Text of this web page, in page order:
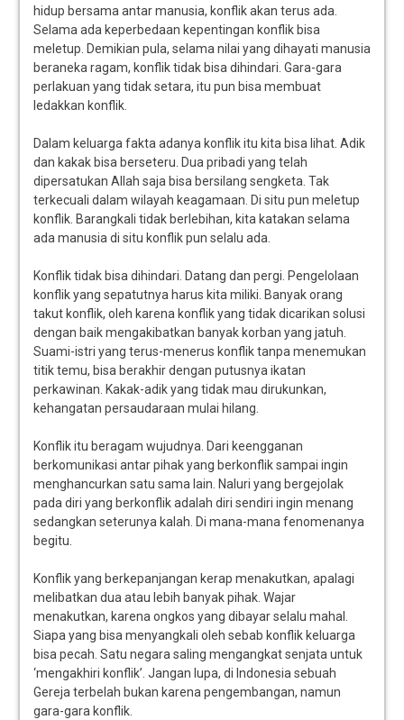
hidup bersama antar manusia, konflik akan terus ada.
Selama ada keperbedaan kepentingan konflik bisa
meletup. Demikian pula, selama nilai yang dihayati manusia
beraneka ragam, konflik tidak bisa dihindari. Gara-gara
perlakuan yang tidak setara, itu pun bisa membuat
ledakkan konflik.
Dalam keluarga fakta adanya konflik itu kita bisa lihat. Adik
dan kakak bisa berseteru. Dua pribadi yang telah
dipersatukan Allah saja bisa bersilang sengketa. Tak
terkecuali dalam wilayah keagamaan. Di situ pun meletup
konflik. Barangkali tidak berlebihan, kita katakan selama
ada manusia di situ konflik pun selalu ada.
Konflik tidak bisa dihindari. Datang dan pergi. Pengelolaan
konflik yang sepatutnya harus kita miliki. Banyak orang
takut konflik, oleh karena konflik yang tidak dicarikan solusi
dengan baik mengakibatkan banyak korban yang jatuh.
Suami-istri yang terus-menerus konflik tanpa menemukan
titik temu, bisa berakhir dengan putusnya ikatan
perkawinan. Kakak-adik yang tidak mau dirukunkan,
kehangatan persaudaraan mulai hilang.
Konflik itu beragam wujudnya. Dari keengganan
berkomunikasi antar pihak yang berkonflik sampai ingin
menghancurkan satu sama lain. Naluri yang bergejolak
pada diri yang berkonflik adalah diri sendiri ingin menang
sedangkan seterunya kalah. Di mana-mana fenomenanya
begitu.
Konflik yang berkepanjangan kerap menakutkan, apalagi
melibatkan dua atau lebih banyak pihak. Wajar
menakutkan, karena ongkos yang dibayar selalu mahal.
Siapa yang bisa menyangkali oleh sebab konflik keluarga
bisa pecah. Satu negara saling mengangkat senjata untuk
‘mengakhiri konflik’. Jangan lupa, di Indonesia sebuah
Gereja terbelah bukan karena pengembangan, namun
gara-gara konflik.